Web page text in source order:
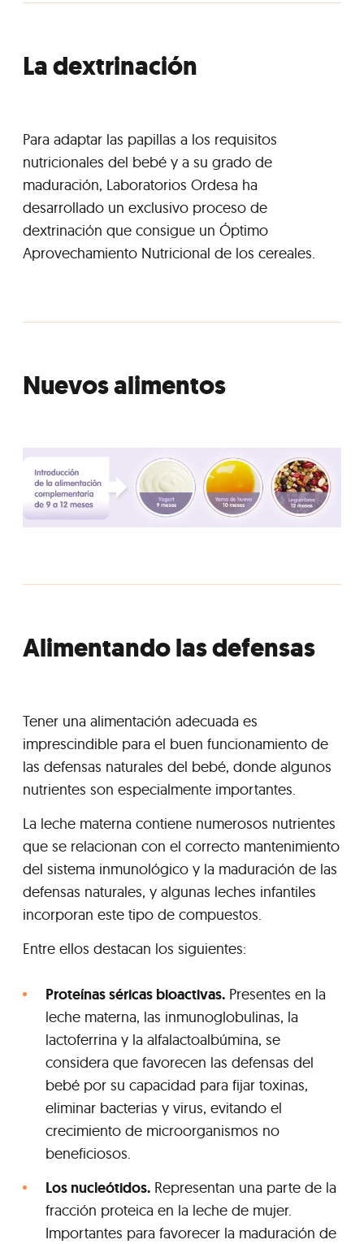
La dextrinación
Para adaptar las papillas a los requisitos
nutricionales del bebé y a su grado de
maduración, Laboratorios Ordesa ha
desarrollado un exclusivo proceso de
dextrinación que consigue un Óptimo
Aprovechamiento Nutricional de los cereales.
Nuevos alimentos
Alimentando las defensas
Tener una alimentación adecuada es
imprescindible para el buen funcionamiento de
las defensas naturales del bebé, donde algunos
nutrientes son especialmente importantes.
La leche materna contiene numerosos nutrientes
que se relacionan con el correcto mantenimiento
del sistema inmunológico y la maduración de las
defensas naturales, y algunas leches infantiles
incorporan este tipo de compuestos.
Entre ellos destacan los siguientes:
Proteínas séricas bioactivas. Presentes en la
leche materna, las inmunoglobulinas, la
lactoferrina y la alfalactoalbúmina, se
considera que favorecen las defensas del
bebé por su capacidad para fijar toxinas,
eliminar bacterias y virus, evitando el
crecimiento de microorganismos no
beneficiosos.
Los nucleótidos. Representan una parte de la
fracción proteica en la leche de mujer.
Importantes para favorecer la maduración de